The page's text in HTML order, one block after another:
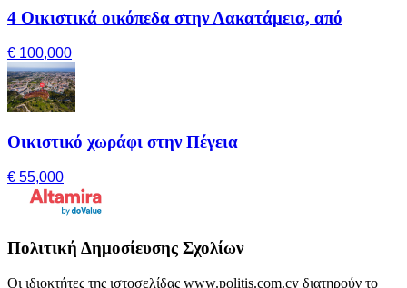
4 Οικιστικά οικόπεδα στην Λακατάμεια, από
€ 100,000
Οικιστικό χωράφι στην Πέγεια
€ 55,000
Πολιτική Δημοσίευσης Σχολίων
Οι ιδιοκτήτες της ιστοσελίδας www.politis.com.cy διατηρούν το